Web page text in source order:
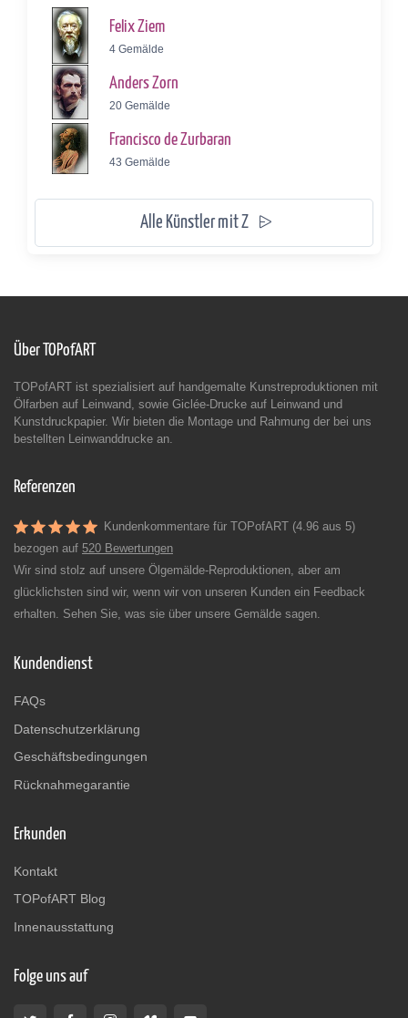
Felix Ziem
4 Gemälde
Anders Zorn
20 Gemälde
Francisco de Zurbaran
43 Gemälde
Alle Künstler mit Z
Über TOPofART
TOPofART ist spezialisiert auf handgemalte Kunstreproduktionen mit
Ölfarben auf Leinwand, sowie Giclée-Drucke auf Leinwand und
Kunstdruckpapier. Wir bieten die Montage und Rahmung der bei uns
bestellten Leinwanddrucke an.
Referenzen
Kundenkommentare für TOPofART (4.96 aus 5)
bezogen auf 520 Bewertungen
Wir sind stolz auf unsere Ölgemälde-Reproduktionen, aber am
glücklichsten sind wir, wenn wir von unseren Kunden ein Feedback
erhalten. Sehen Sie, was sie über unsere Gemälde sagen.
Kundendienst
FAQs
Datenschutzerklärung
Geschäftsbedingungen
Rücknahmegarantie
Erkunden
Kontakt
TOPofART Blog
Innenausstattung
Folge uns auf